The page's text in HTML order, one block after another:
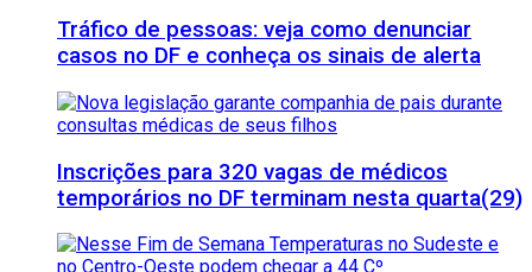
Tráfico de pessoas: veja como denunciar
casos no DF e conheça os sinais de alerta
Inscrições para 320 vagas de médicos
temporários no DF terminam nesta quarta(29)